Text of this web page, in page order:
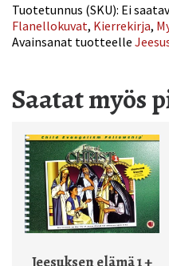
Tuotetunnus (SKU): Ei
Flanellokuvat, Kierrekirja,
Avainsanat tuotteelle
Saatat myös
Jeesuksen elämä 1 +